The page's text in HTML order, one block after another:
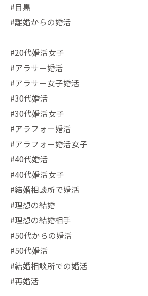
#目黒
#離婚からの婚活
#20代婚活女子
#アラサー婚活
#アラサー女子婚活
#30代婚活
#30代婚活女子
#アラフォー婚活
#アラフォー婚活女子
#40代婚活
#40代婚活女子
#結婚相談所で婚活
#理想の結婚
#理想の結婚相手
#50代からの婚活
#50代婚活
#結婚相談所での婚活
#再婚活